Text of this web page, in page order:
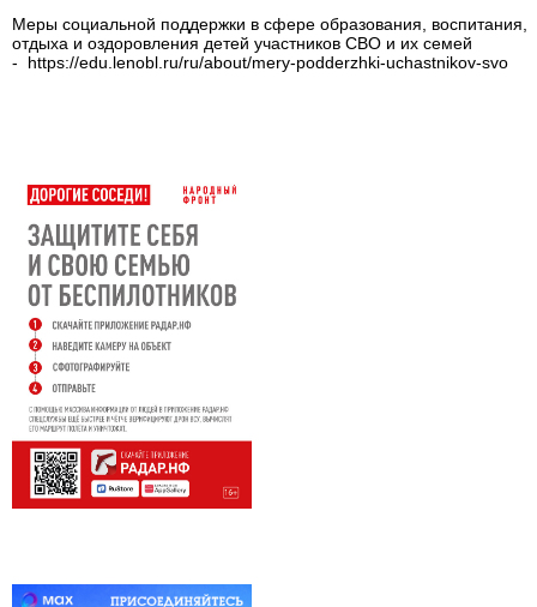
Меры социальной поддержки в сфере образования, воспитания,
отдыха и оздоровления детей участников СВО и их семей
- https://edu.lenobl.ru/ru/about/mery-podderzhki-uchastnikov-svo